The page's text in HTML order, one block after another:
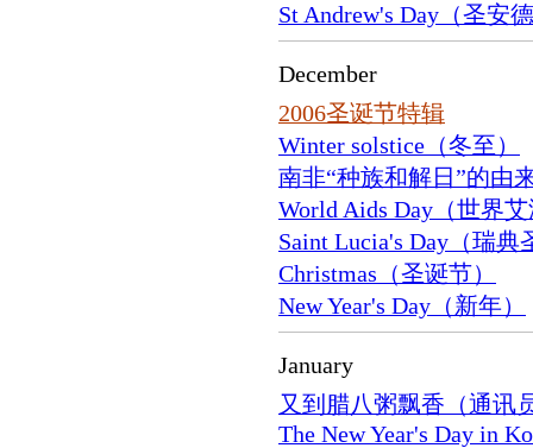
St Andrew's Day（圣安
December
2006圣诞节特辑
Winter solstice（冬至）
南非“种族和解日”的由
World Aids Day（世界
Saint Lucia's Day（瑞典
Christmas（圣诞节）
New Year's Day（新年）
January
又到腊八粥飘香（通讯
The New Year's Day in